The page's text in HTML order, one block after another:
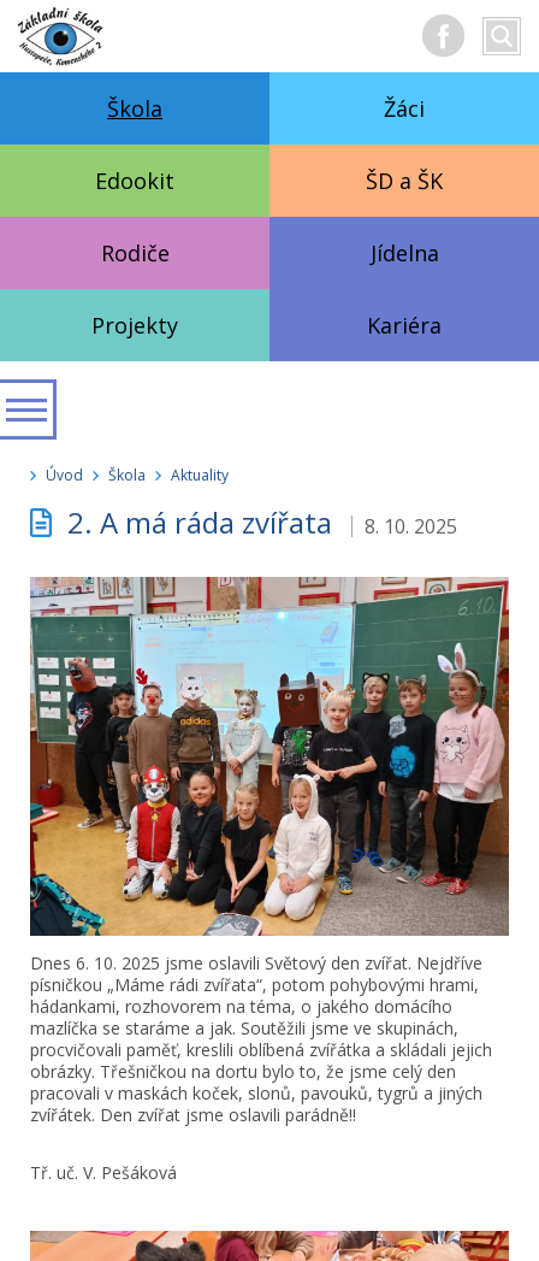
text
Škola Žáci
Edookit ŠD a ŠK
Rodiče Jídelna
Projekty Kariéra
Úvod Škola Aktuality
2. A má ráda zvířata 8. 10. 2025
Dnes 6. 10. 2025 jsme oslavili Světový den zvířat. Nejdříve
písničkou „Máme rádi zvířata“, potom pohybovými hrami,
hádankami, rozhovorem na téma, o jakého domácího
mazlíčka se staráme a jak. Soutěžili jsme ve skupinách,
procvičovali paměť, kreslili oblíbená zvířátka a skládali jejich
obrázky. Třešničkou na dortu bylo to, že jsme celý den
pracovali v maskách koček, slonů, pavouků, tygrů a jiných
zvířátek. Den zvířat jsme oslavili parádně!!
Tř. uč. V. Pešáková